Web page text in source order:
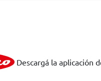
Descargá la aplicación